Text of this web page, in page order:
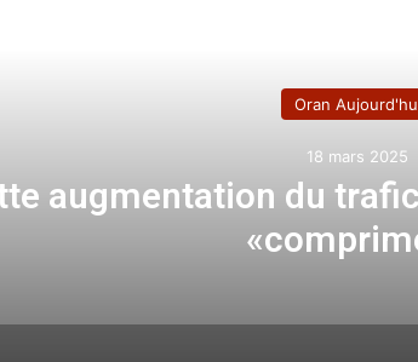
Oran
18 mars 2025
augmentation du